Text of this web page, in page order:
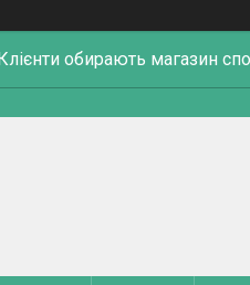
обирають магазин